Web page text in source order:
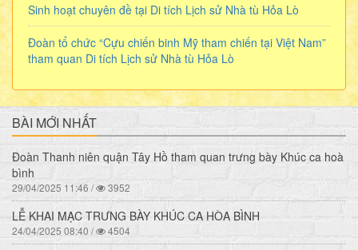
Sinh hoạt chuyên đề tại Di tích Lịch sử Nhà tù Hỏa Lò
Đoàn tổ chức “Cựu chiến binh Mỹ tham chiến tại Việt Nam”
tham quan Di tích Lịch sử Nhà tù Hỏa Lò
BÀI MỚI NHẤT
Đoàn Thanh niên quận Tây Hồ tham quan trưng bày Khúc ca hoà
bình
29/04/2025 11:46 / 3952
LỄ KHAI MẠC TRƯNG BÀY KHÚC CA HÒA BÌNH
24/04/2025 08:40 / 4504